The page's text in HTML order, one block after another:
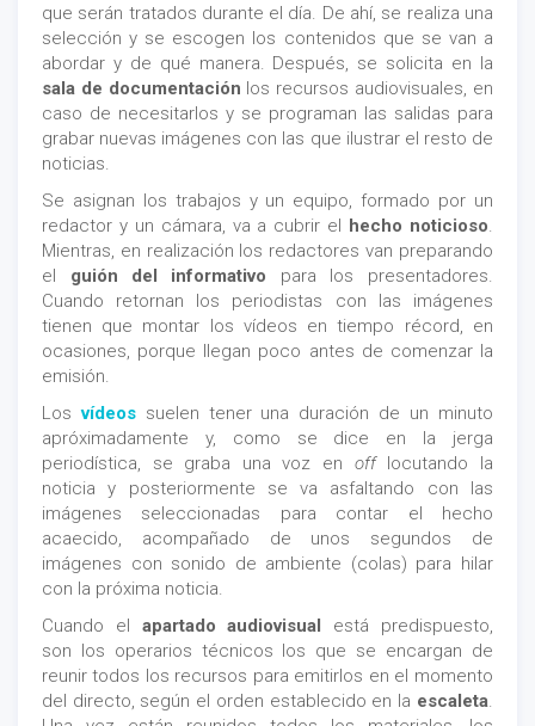
que serán tratados durante el día. De ahí, se realiza una
selección y se escogen los contenidos que se van a
abordar y de qué manera. Después, se solicita en la
sala de documentación los recursos audiovisuales, en
caso de necesitarlos y se programan las salidas para
grabar nuevas imágenes con las que ilustrar el resto de
noticias.
Se asignan los trabajos y un equipo, formado por un
redactor y un cámara, va a cubrir el hecho noticioso
Mientras, en realización los redactores van preparando
el guión del informativo para los presentadores.
Cuando retornan los periodistas con las imágenes
tienen que montar los vídeos en tiempo récord, en
ocasiones, porque llegan poco antes de comenzar la
emisión.
Losvídeossuelen tener una duración de un minuto
apróximadamente y, como se dice en la jerga
periodística, se graba una voz en offlocutando la
noticia y posteriormente se va asfaltando con las
imágenes seleccionadas para contar el hecho
acaecido, acompañado de unos segundos de
imágenes con sonido de ambiente (colas) para hilar
con la próxima noticia.
Cuando el apartado audiovisual está predispuesto,
son los operarios técnicos los que se encargan de
reunir todos los recursos para emitirlos en el momento
del directo, según el orden establecido en la escaleta